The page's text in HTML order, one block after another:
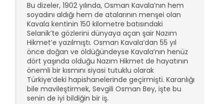
Bu dizeler, 1902 yılında, Osman Kavala’nın hem
soyadını aldığı hem de atalarının menşei olan
Kavala kentinin 150 kilometre batısındaki
Selanik’te gözlerini dünyaya açan şair Nazım
Hikmet’e yazılmıştı. Osman Kavala’dan 55 yıl
önce doğan ve öldüğündeyse Kavala’nın henüz
dört yaşında olduğu Nazım Hikmet de hayatının
önemli bir kısmını siyasi tutuklu olarak
Türkiye’deki hapishanelerinde geçirmişti. Karanlığı
bile mavileştirmek, Sevgili Osman Bey, işte bu
senin de iyi bildiğin bir iş.